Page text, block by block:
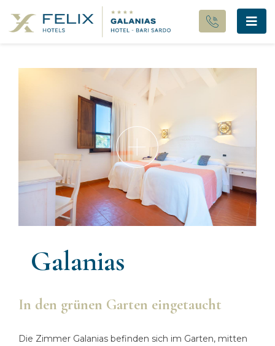
Galanias
In den grünen Garten eingetaucht
Die Zimmer Galanias befinden sich im Garten, mitten